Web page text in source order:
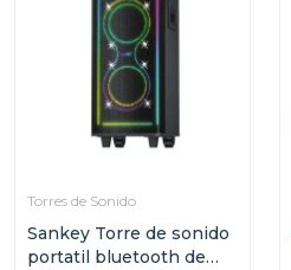
Torres de Sonido
Sankey Torre de sonido
portatil bluetooth de